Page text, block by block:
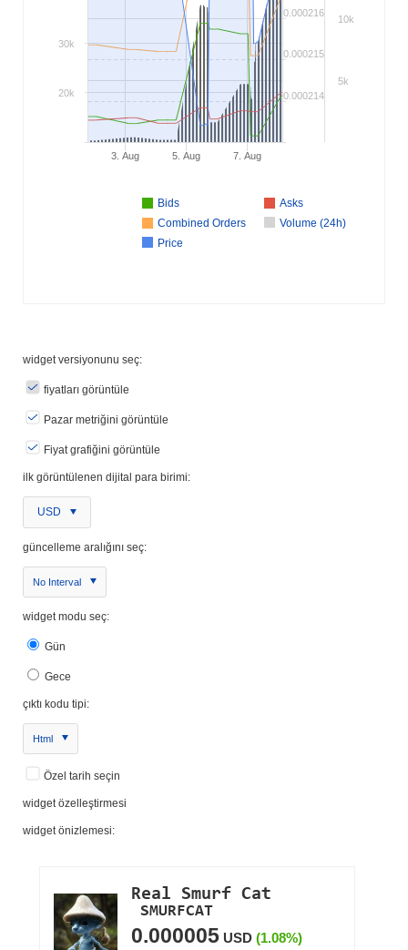
Bids
Asks
Combined Orders
Volume (24h)
Price
3. Aug 5. Aug 7. Aug
0.000214
0.000215
0.000216
5k
10k
20k
30k
widget versiyonunu seç:
fiyatları görüntüle
Pazar metriğini görüntüle
Fiyat grafiğini görüntüle
ilk görüntülenen dijital para birimi:
USD
güncelleme aralığını seç:
No Interval
widget modu seç:
Gün
Gece
çıktı kodu tipi:
Html
Özel tarih seçin
widget özelleştirmesi
widget önizlemesi: